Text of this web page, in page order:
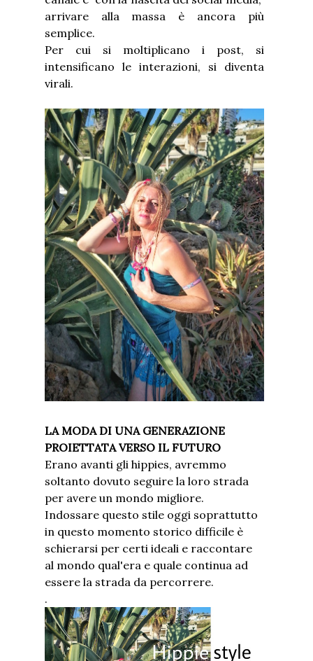
arrivare alla massa è ancora più
semplice.
Per cui si moltiplicano i post, si
intensificano le interazioni, si diventa
virali.
LA MODA DI UNA GENERAZIONE
PROIETTATA VERSO IL FUTURO
Erano avanti gli hippies, avremmo
soltanto dovuto seguire la loro strada
per avere un mondo migliore.
Indossare questo stile oggi soprattutto
in questo momento storico difficile è
schierarsi per certi ideali e raccontare
al mondo qual'era e quale continua ad
essere la strada da percorrere.
.